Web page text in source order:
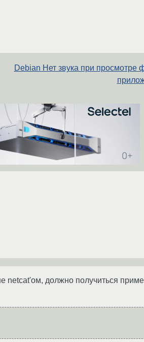
Debian Нет звука при просмотре
netcat'ом, должно получиться